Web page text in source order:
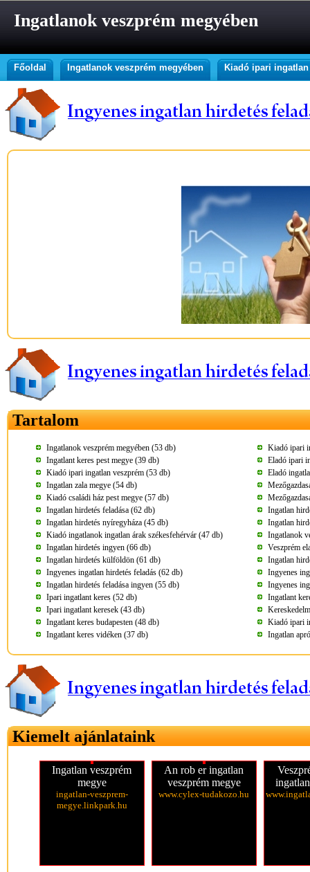
Ingatlanok veszprém megyében
Főoldal Ingatlanok veszprém megyében Kiadó ipari
Tartalom
Ingatlanok veszprém megyében (53 db)
Kiadó ipari
Ingatlant keres pest megye (39 db)
Eladó ipari
Kiadó ipari ingatlan veszprém (53 db)
Eladó
Ingatlan zala megye (54 db)
Kiadó családi ház pest megye (57 db)
Ingatlan hirdetés feladása (62 db)
Ingatlan
Ingatlan hirdetés nyíregyháza (45 db)
Ingatlan
Kiadó ingatlanok ingatlan árak székesfehérvár (47 db)
Ingatlanok
Ingatlan hirdetés ingyen (66 db)
Veszprém
Ingatlan hirdetés külföldön (61 db)
Ingatlan
Ingyenes ingatlan hirdetés feladás (62 db)
Ingyenes
Ingatlan hirdetés feladása ingyen (55 db)
Ingyenes
Ipari ingatlant keres (52 db)
Ingatlant
Ipari ingatlant keresek (43 db)
Ingatlant keres budapesten (48 db)
Kiadó ipari
Ingatlant keres vidéken (37 db)
Ingatlan
Kiemelt ajánlataink
Ingatlan veszprém
megye
ingatlan-veszprem-
megye.linkpark.hu
An rob er ingatlan
veszprém megye
www.cylex-tudakozo.hu